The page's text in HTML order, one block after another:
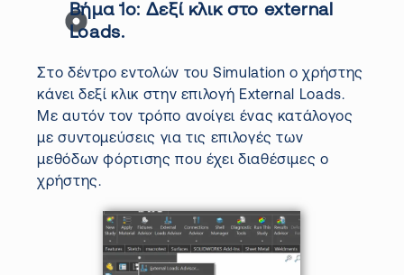
Βήμα 1ο: Δεξί κλικ στο external
Loads.
Στο δέντρο εντολών τουSimulation ο χρήστης
κάνει δεξίκλικ στην επιλογή External Loads.
Με αυτόν τον τρόπο ανοίγει ένας κατάλογος
με συντομεύσεις για τις επιλογές των
μεθόδων φόρτισης που έχει διαθέσιμες ο
χρήστης.